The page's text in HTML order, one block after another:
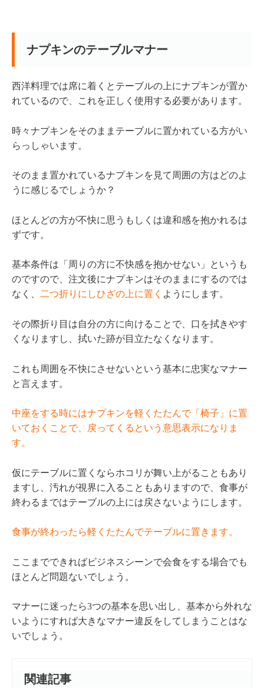
ナプキンのテーブルマナー
西洋料理では席に着くとテーブルの上にナプキンが置か
れているので、これを正しく使用する必要があります。
時々ナプキンをそのままテーブルに置かれている方がい
らっしゃいます。
そのまま置かれているナプキンを見て周囲の方はどのよ
うに感じるでしょうか？
ほとんどの方が不快に思うもしくは違和感を抱かれるは
ずです。
基本条件は「周りの方に不快感を抱かせない」というも
のですので、注文後にナプキンはそのままにするのでは
なく、
二つ折りにしひざの上に置く ようにします。
その際折り目は自分の方に向けることで、口を拭きやす
くなりますし、拭いた跡が目立たなくなります。
これも周囲を不快にさせないという基本に忠実なマナー
と言えます。
中座をする時にはナプキンを軽くたたんで「椅子」に置
いておくことで、戻ってくるという意思表示になりま
す。
仮にテーブルに置くならホコリが舞い上がることもあり
ますし、汚れが視界に入ることもありますので、食事が
終わるまではテーブルの上には戻さないようにします。
食事が終わったら軽くたたんでテーブルに置きます。
ここまでできればビジネスシーンで会食をする場合でも
ほとんど問題ないでしょう。
マナーに迷ったら3つの基本を思い出し、基本から外れな
いようにすれば大きなマナー違反をしてしまうことはな
いでしょう。
関連記事